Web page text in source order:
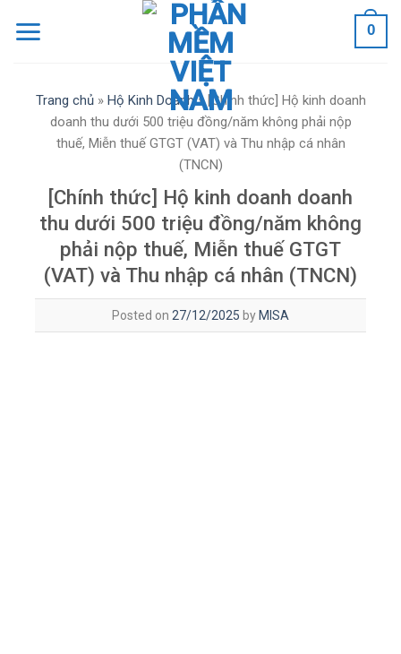
0
Trang chủ» Hộ Kinh Doanh» [Chính thức] Hộ kinh doanh
doanh thu dưới 500 triệu đồng/năm không phải nộp
thuế, Miễn thuế GTGT (VAT) và Thu nhập cá nhân
(TNCN)
[Chính thức] Hộ kinh doanh doanh
thu dưới 500 triệu đồng/năm không
phải nộp thuế, Miễn thuế GTGT
(VAT) và Thu nhập cá nhân (TNCN)
Posted on 27/12/2025 by MISA